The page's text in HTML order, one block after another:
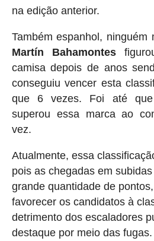
na edição anterior.
Também espanhol, ninguém
Martín Bahamontes
camisa depois de anos
conseguiu vencer esta
que 6 vezes. Foi até
superou essa marca ao
vez.
Atualmente, essa
pois as chegadas em
grande quantidade de
favorecer os candidatos à
detrimento dos escaladores
destaque por meio das fugas.